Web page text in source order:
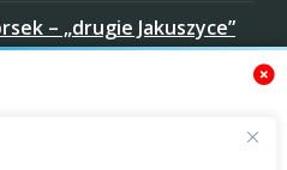
– „drugie Jakuszyce”